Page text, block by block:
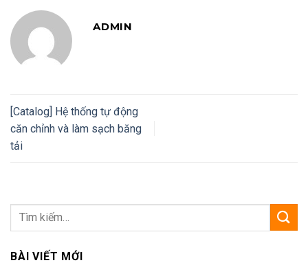
ADMIN
[Catalog] Hệ thống tự động
căn chỉnh và làm sạch băng
tải
BÀI VIẾT MỚI